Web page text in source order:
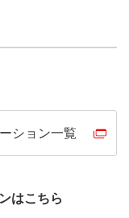
ション一覧
はこちら